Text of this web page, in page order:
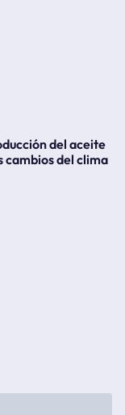
del aceite
cambios del clima